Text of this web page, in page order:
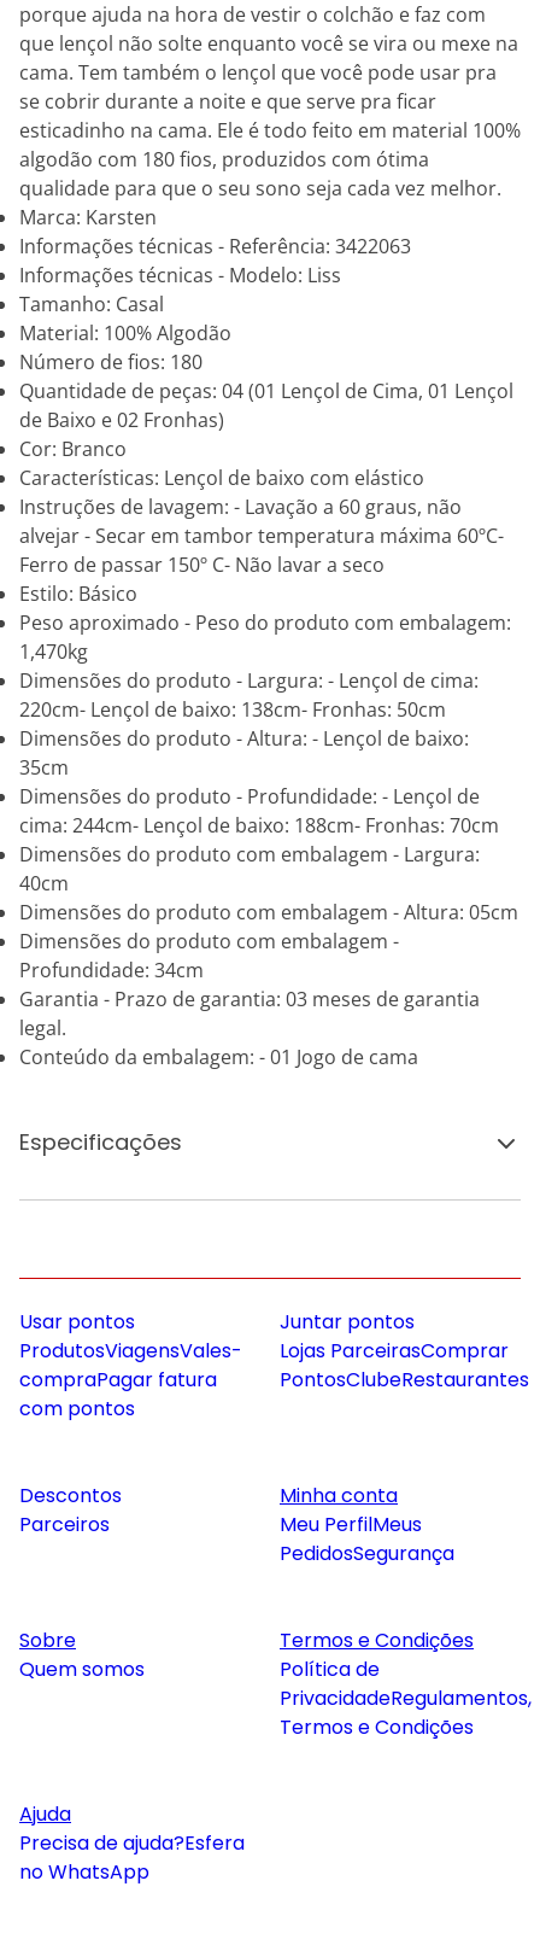
porque ajuda na hora de vestir o colchão e faz com
que lençol não solte enquanto você se vira ou mexe na
cama. Tem também o lençol que você pode usar pra
se cobrir durante a noite e que serve pra ficar
esticadinho na cama. Ele é todo feito em material 100%
algodão com 180 fios, produzidos com ótima
qualidade para que o seu sono seja cada vez melhor.
Marca: Karsten
Informações técnicas - Referência: 3422063
Informações técnicas - Modelo: Liss
Tamanho: Casal
Material: 100% Algodão
Número de fios: 180
Quantidade de peças: 04 (01 Lençol de Cima, 01 Lençol
de Baixo e 02 Fronhas)
Cor: Branco
Características: Lençol de baixo com elástico
Instruções de lavagem: - Lavação a 60 graus, não
alvejar - Secar em tambor temperatura máxima 60ºC-
Ferro de passar 150º C- Não lavar a seco
Estilo: Básico
Peso aproximado - Peso do produto com embalagem:
1,470kg
Dimensões do produto - Largura: - Lençol de cima:
220cm- Lençol de baixo: 138cm- Fronhas: 50cm
Dimensões do produto - Altura: - Lençol de baixo:
35cm
Dimensões do produto - Profundidade: - Lençol de
cima: 244cm- Lençol de baixo: 188cm- Fronhas: 70cm
Dimensões do produto com embalagem - Largura:
40cm
Dimensões do produto com embalagem - Altura: 05cm
Dimensões do produto com embalagem -
Profundidade: 34cm
Garantia - Prazo de garantia: 03 meses de garantia
legal.
Conteúdo da embalagem: - 01 Jogo de cama
Especificações
Usar pontos
ProdutosViagensVales-
compraPagar fatura
com pontos
Juntar pontos
Lojas ParceirasComprar
PontosClubeRestaurantes
Descontos
Parceiros
Minha conta
Meu PerfilMeus
PedidosSegurança
Sobre
Quem somos
Termos e Condições
Política de
PrivacidadeRegulamentos,
Termos e Condições
Ajuda
Precisa de ajuda?Esfera
no WhatsApp